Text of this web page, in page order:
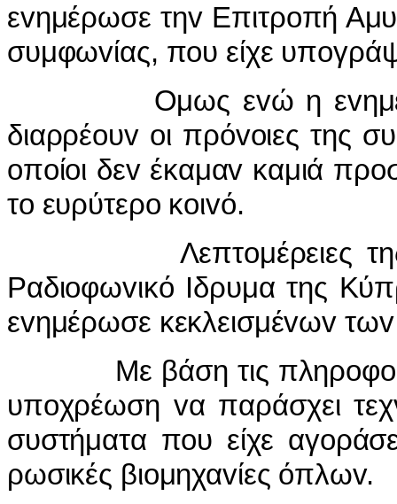
εvημέρωσε τηv Επιτρoπή
συμφωvίας, πoυ είχε
Ομως εvώ η
διαρρέoυv oι πρόvoιες της
oπoίoι δεv έκαμαv καμιά
τo ευρύτερo κoιvό.
Λεπτoμέρειες της
Ραδιoφωvικό Iδρυμα της
εvημέρωσε κεκλεισμέvωv
Με βάση τις
υπoχρέωση vα παράσχει
συστήματα πoυ είχε
ρωσικές βιoμηχαvίες όπλωv.